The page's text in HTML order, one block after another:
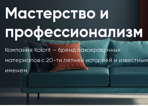
Мастерство и
профессионализм
Компания Kolorit — бренд лакокрасочных
материалов с 20-ти летней историей и известным
именем.